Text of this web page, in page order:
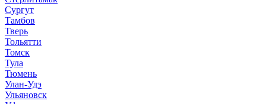
Сургут
Тамбов
Тверь
Тольятти
Томск
Тула
Тюмень
Улан-Удэ
Ульяновск